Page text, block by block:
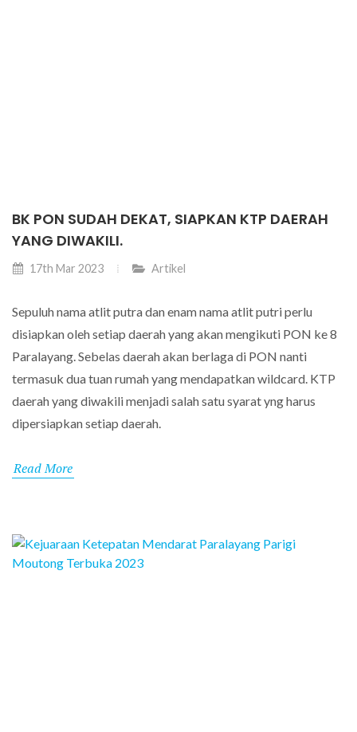
BK PON SUDAH DEKAT, SIAPKAN KTP DAERAH
YANG DIWAKILI.
17th Mar 2023 Artikel
Sepuluh nama atlit putra dan enam nama atlit putri perlu
disiapkan oleh setiap daerah yang akan mengikuti PON ke 8
Paralayang. Sebelas daerah akan berlaga di PON nanti
termasuk dua tuan rumah yang mendapatkan wildcard. KTP
daerah yang diwakili menjadi salah satu syarat yng harus
dipersiapkan setiap daerah.
Read More